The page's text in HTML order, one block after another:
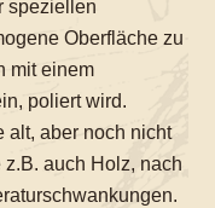
speziellen
Oberfläche zu
mit einem
poliert wird.
alt, aber noch nicht
auch Holz, nach